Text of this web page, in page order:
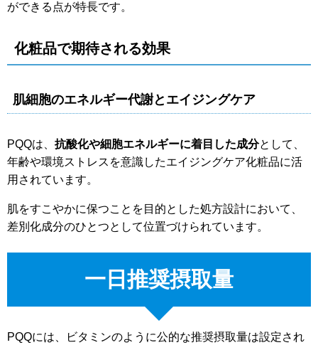
ができる点が特長です。
化粧品で期待される効果
肌細胞のエネルギー代謝とエイジングケア
PQQは、 抗酸化や細胞エネルギーに着目した成分として、
年齢や環境ストレスを意識したエイジングケア化粧品に活
用されています。
肌をすこやかに保つことを目的とした処方設計において、
差別化成分のひとつとして位置づけられています。
一日推奨摂取量
PQQには、ビタミンのように公的な推奨摂取量は設定され